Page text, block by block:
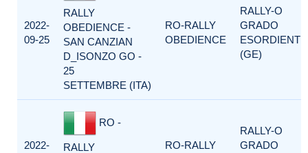
2022-
09-25
RALLY
OBEDIENCE -
SAN CANZIAN
D_ISONZO GO -
25
SETTEMBRE (ITA)
RO-RALLY
OBEDIENCE
RALLY-O
GRADO
ESORDIENTI
(GE)
2022-
RO -
RALLY RO-RALLY
RALLY-O
GRADO